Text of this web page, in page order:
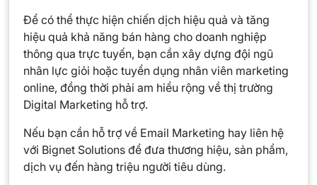
Để có thể thực hiện chiến dịch hiệu quả và tăng
hiệu quả khả năng bán hàng cho doanh nghiệp
thông qua trực tuyến, bạn cần xây dựng đội ngũ
nhân lực giỏi hoặc tuyển dụng nhân viên marketing
online, đồng thời phải am hiểu rộng về thị trường
Digital Marketing hỗ trợ.
Nếu bạn cần hỗ trợ về Email Marketing hay liên hệ
với Bignet Solutions để đưa thương hiệu, sản phẩm,
dịch vụ đến hàng triệu người tiêu dùng.